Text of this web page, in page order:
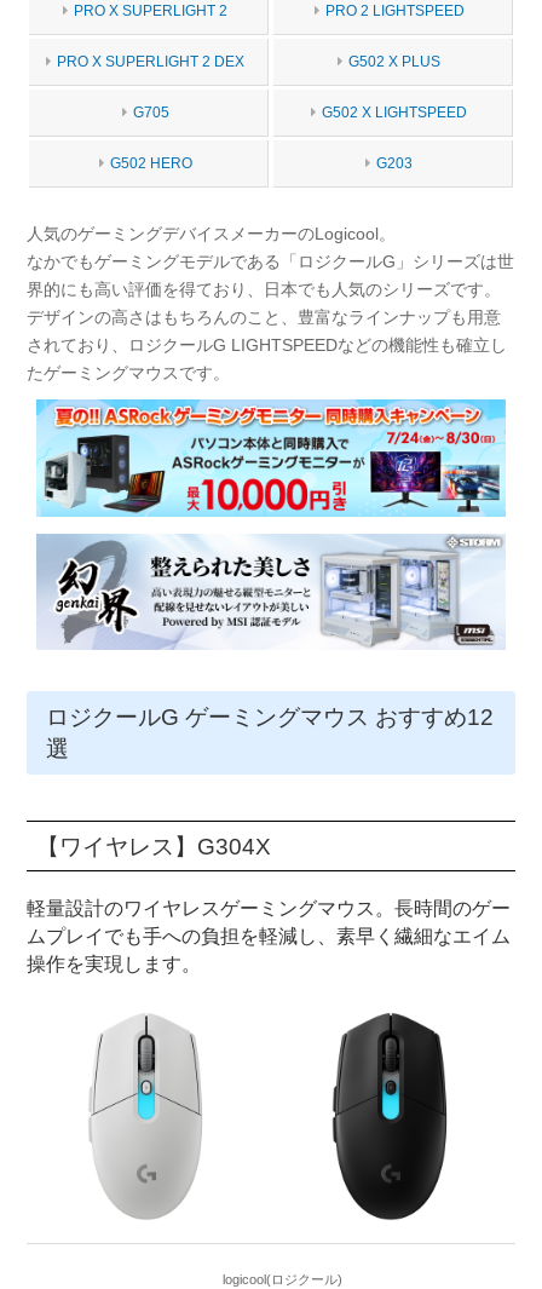
PRO X SUPERLIGHT 2 PRO 2 LIGHTSPEED
PRO X SUPERLIGHT 2 DEX G502 X PLUS
G705 G502 X LIGHTSPEED
G502 HERO G203
人気のゲーミングデバイスメーカーのLogicool。
なかでもゲーミングモデルである「ロジクールG」シリーズは世
界的にも高い評価を得ており、日本でも人気のシリーズです。
デザインの高さはもちろんのこと、豊富なラインナップも用意
されており、ロジクールG LIGHTSPEEDなどの機能性も確立し
たゲーミングマウスです。
ロジクールG ゲーミングマウス おすすめ12
選
【ワイヤレス】G304X
軽量設計のワイヤレスゲーミングマウス。長時間のゲー
ムプレイでも手への負担を軽減し、素早く繊細なエイム
操作を実現します。
logicool(ロジクール)